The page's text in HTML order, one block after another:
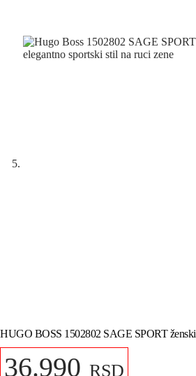
HUGO BOSS 1502802 SAGE SPORT ženski
36.990 RSD